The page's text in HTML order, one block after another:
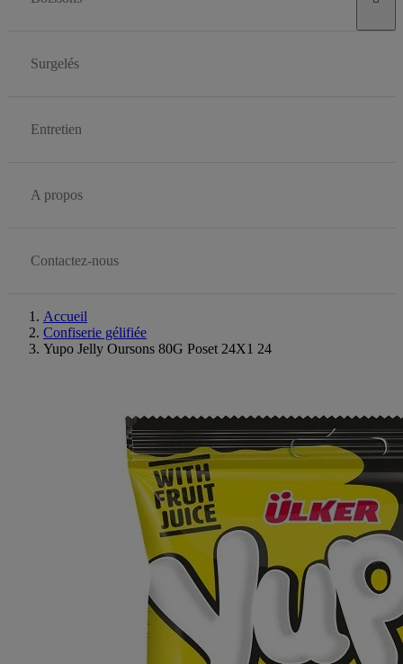
Surgelés
Entretien
A propos
Contactez-nous
Accueil
Confiserie gélifiée
Yupo Jelly Oursons 80G Poset 24X1 24